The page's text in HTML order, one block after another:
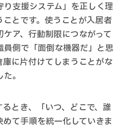
支援システム」を正しく理
とです。使うことが入居者
ア、行動制限につながって
員側で「面倒な機器だ」と思
に片付けてしまうことがな
。
とき、「いつ、どこで、誰
て手順を統一化していきま